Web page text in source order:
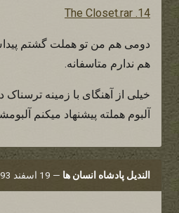
14. The Closet.rar
دومی هم من تو هملت گشتم
هم ندارم متاسفانه.
خیلی از آهنگای با زمینه ترسناک
آلبوم هملته پیشنهاد میکنم
الندیل پادشاه انسان ها — 19 اسفند 1393 — ساعت 19:26